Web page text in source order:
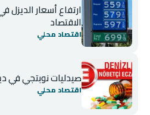
ارتفاع أسعار الديزل
الاقتصاد
اقتصاد محلي
صيدليات نوبتجي في
اقتصاد محلي